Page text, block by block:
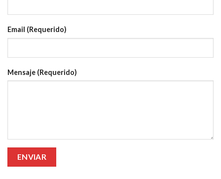
Email (Requerido)
Mensaje (Requerido)